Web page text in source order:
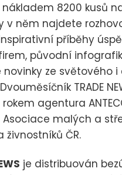
8200 kusů
v něm najdete
příběhy
původní
novinky ze světového
TRADE
agentura
malých a
živnostníků ČR.
je distribuován